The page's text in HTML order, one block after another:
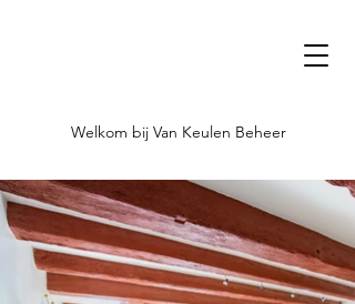
Welkom bij Van Keulen Beheer